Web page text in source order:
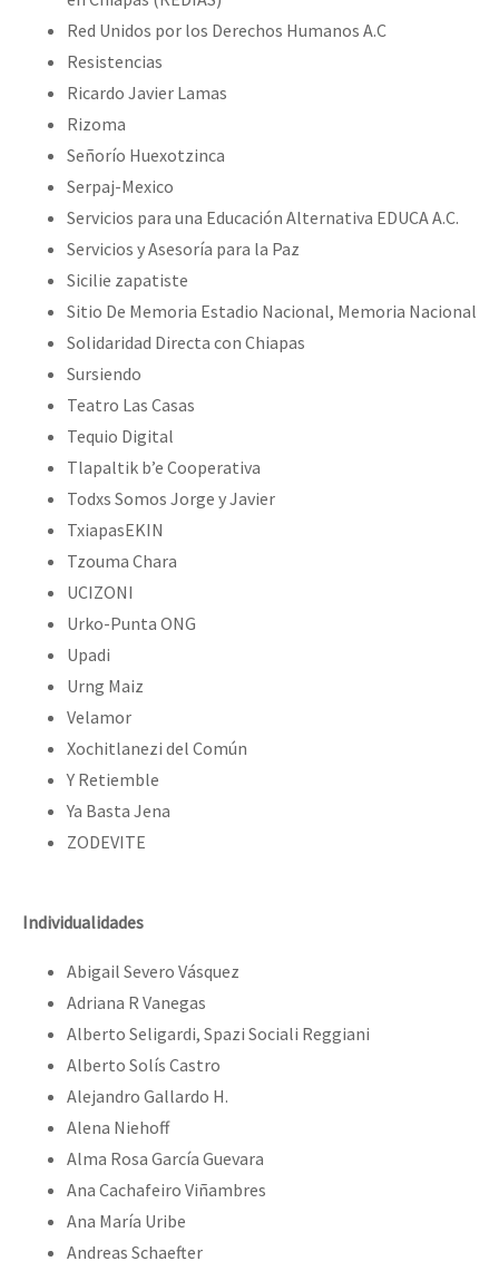
Red Unidos por los Derechos Humanos A.C
Resistencias
Ricardo Javier Lamas
Rizoma
Señorío Huexotzinca
Serpaj-Mexico
Servicios para una Educación Alternativa EDUCA A.C.
Servicios y Asesoría para la Paz
Sicilie zapatiste
Sitio De Memoria Estadio Nacional, Memoria Nacional
Solidaridad Directa con Chiapas
Sursiendo
Teatro Las Casas
Tequio Digital
Tlapaltik b’e Cooperativa
Todxs Somos Jorge y Javier
TxiapasEKIN
Tzouma Chara
UCIZONI
Urko-Punta ONG
Upadi
Urng Maiz
Velamor
Xochitlanezi del Común
Y Retiemble
Ya Basta Jena
ZODEVITE
Individualidades
Abigail Severo Vásquez
Adriana R Vanegas
Alberto Seligardi, Spazi Sociali Reggiani
Alberto Solís Castro
Alejandro Gallardo H.
Alena Niehoff
Alma Rosa García Guevara
Ana Cachafeiro Viñambres
Ana María Uribe
Andreas Schaefter